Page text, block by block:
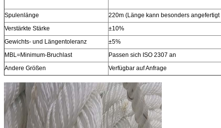
Spulenlänge
220m (Länge kann besonders
Verstärkte Stärke
±10%
Gewichts- und Längentoleranz
±5%
MBL=Minimum-Bruchlast
Passen sich ISO 2307 an
Andere Größen
Verfügbar auf Anfrage